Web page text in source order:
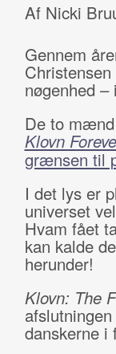
Af Nicki
Gennem
Christensen
nøgenhed
De to mænd
Klovn
grænsen til
I det lys er
universet
Hvam fået
kan kalde
herunder!
Klovn: The
danskerne i